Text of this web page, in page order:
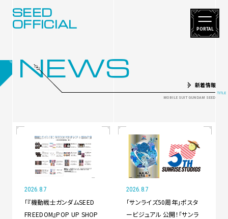
PORTAL
SEED
OFFICIAL
NEWS
新着情報
2026.8.7
「『機動戦士ガンダムSEED
FREEDOM』POP UP SHOP
2026.8.7
「サンライズ50周年」ポスタ
ービジュアル 公開！「サンラ